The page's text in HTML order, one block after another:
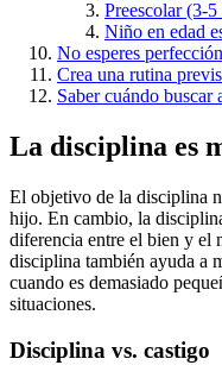
Preescolar (3-5
Niño en edad
No esperes perfección
Crea una rutina
Saber cuándo buscar
La disciplina es
El objetivo de la disciplina
hijo. En cambio, la
diferencia entre el bien y el
disciplina también ayuda a
cuando es demasiado
situaciones.
Disciplina vs. castigo